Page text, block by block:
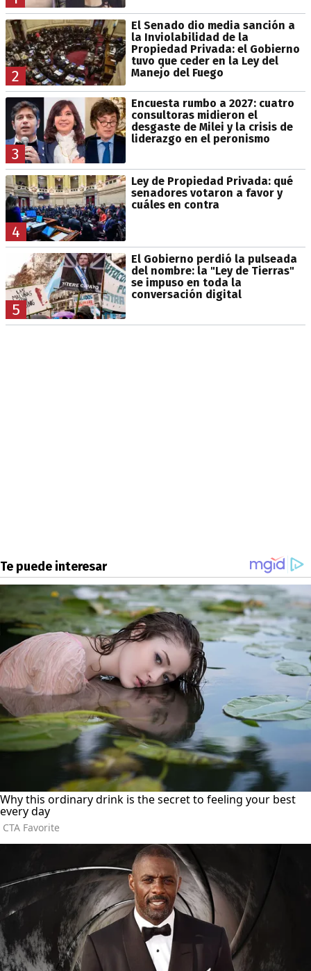
2
El Senado dio media sanción a
la Inviolabilidad de la
Propiedad Privada: el Gobierno
tuvo que ceder en la Ley del
Manejo del Fuego
3
Encuesta rumbo a 2027: cuatro
consultoras midieron el
desgaste de Milei y la crisis de
liderazgo en el peronismo
4
Ley de Propiedad Privada: qué
senadores votaron a favor y
cuáles en contra
5
El Gobierno perdió la pulseada
del nombre: la "Ley de Tierras"
se impuso en toda la
conversación digital